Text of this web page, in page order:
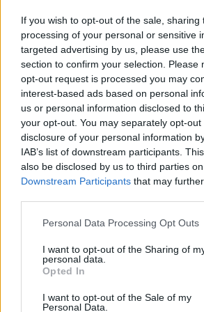
If you wish to opt-out of the sale, sharing
processing of your personal or sensitive
targeted advertising by us, please use
section to confirm your selection. Please
opt-out request is processed you may
interest-based ads based on personal
us or personal information disclosed to
your opt-out. You may separately opt-
disclosure of your personal information
IAB’s list of downstream participants.
also be disclosed by us to third parties
Downstream Participants that may
Please note that this website/app uses
not limited to your visit or usage
grant or deny consent to Google and its
use your data for below specified
consent section.
Personal Data Processing Opt Outs
I want to opt-out of the Sharing of
personal data.
Opted In
I want to opt-out of the Sale of my
Personal Data.
Guida a Spa-
delle curve e record del
Belgio
Un viaggio tra le curve leggendarie, i
Francorchamps
Francesca Galli · 6 Apr 2026
CALCIO